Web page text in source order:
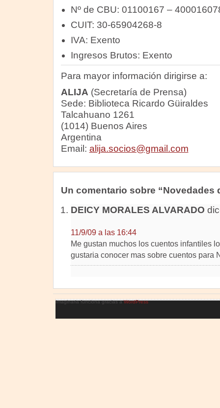
Nº de CBU: 01100167 –
CUIT: 30-65904268-8
IVA: Exento
Ingresos Brutos: Exento
Para mayor información dirigirse a:
ALIJA (Secretaría de Prensa)
Sede: Biblioteca Ricardo Güiraldes
Talcahuano 1261
(1014) Buenos Aires
Argentina
Email: alija.socios@gmail.com
Un comentario sobre “Novedades
DEICY MORALES ALVARADO
11/9/09 a las 16:44
Me gustan muchos los cuentos infantiles
gustaria conocer mas sobre cuentos para
Imaginaria funciona gracias aWordPress